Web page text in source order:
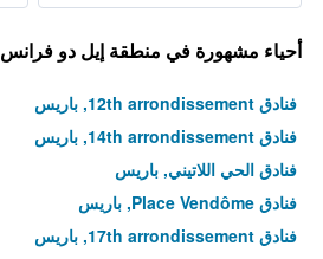
أحياء مشهورة في منطقة إيل دو فرانس
فنادق 12th arrondissement, باريس
فنادق 14th arrondissement, باريس
فنادق الحي اللاتيني, باريس
فنادق Place Vendôme, باريس
فنادق 17th arrondissement, باريس